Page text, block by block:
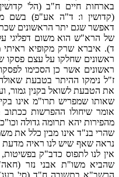
בארחות חיים ח"ב (הל'
(קדושין ו: ד"ה אע"פ) בשם
דאפשר שגם יתר הראשונים
של הרא"ש הוא משום דפליגי
ד). איברא שרק מקופיא
ראשונים שחלקו על עצם פסקו
ראשונים אשר כן הסכימו
ז"ל נימקו ההיתר בטבעת
את הטבעת לשואל בקנין גמור,
שאותו שמפריש תרו"מ אינו
אומר שיחולו ההפרשות
מהפירות יהא תרומה גדולה
שהרי בנ"ד אינו מבין כלל את
נראה שאף שיש לנו ראיה
אין לנו לתפוס כדב"ק
שהביא משו"ת אבני נזר
הרשב"א בתשובה ח"ד (סי'